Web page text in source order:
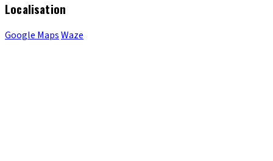
Localisation
Google MapsWaze